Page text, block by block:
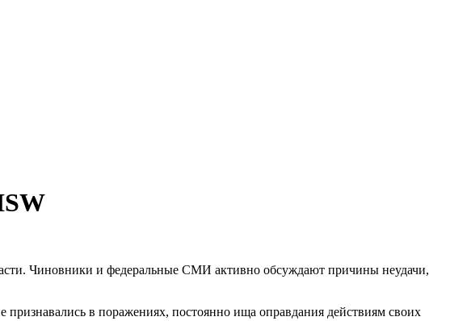
Чиновники и федеральные СМИ активно обсуждают причины неудачи,
в поражениях, постоянно ища оправдания действиям своих